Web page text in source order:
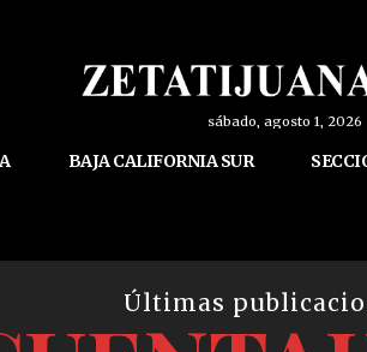
sábado, agosto 1, 2026
BAJA CALIFORNIA SUR
Últimas